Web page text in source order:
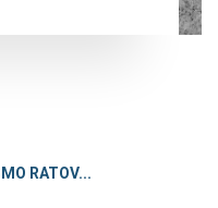
RATOV...